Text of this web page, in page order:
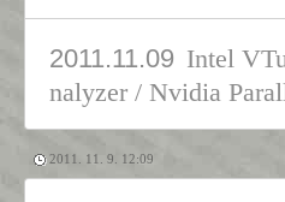
2011.11.09 Intel
nalyzer / Nvidia
2011. 11. 9. 12:09